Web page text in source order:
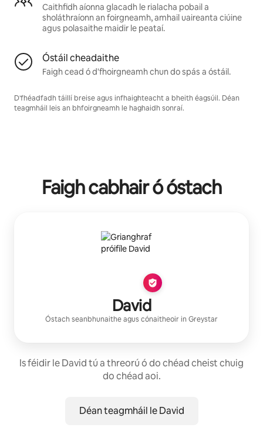
Caithfidh aíonna glacadh le rialacha pobail a
sholáthraíonn an foirgneamh, amhail uaireanta ciúine
agus polasaithe maidir le peataí.
Óstáil cheadaithe
Faigh cead ó d'fhoirgneamh chun do spás a óstáil.
D'fhéadfadh táillí breise agus infhaighteacht a bheith éagsúil. Déan
teagmháil leis an bhfoirgneamh le haghaidh sonraí.
Faigh cabhair ó óstach
David
Óstach seanbhunaitheagus cónaitheoir in Greystar
Is féidir le David tú a threorú ó do chéad cheist chuig
do chéad aoi.
Déan teagmháil le David